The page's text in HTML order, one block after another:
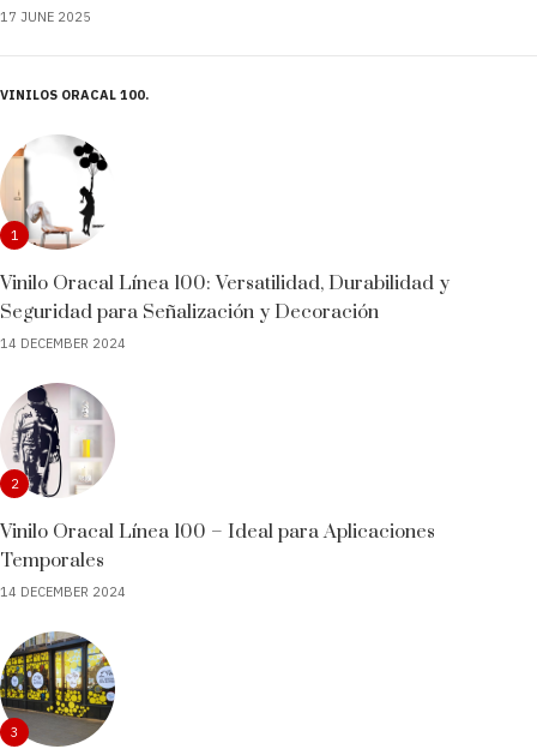
17 JUNE 2025
VINILOS ORACAL 100
1
Vinilo Oracal Línea 100: Versatilidad, Durabilidad y
Seguridad para Señalización y Decoración
14 DECEMBER 2024
2
Vinilo Oracal Línea 100 – Ideal para Aplicaciones
Temporales
14 DECEMBER 2024
3